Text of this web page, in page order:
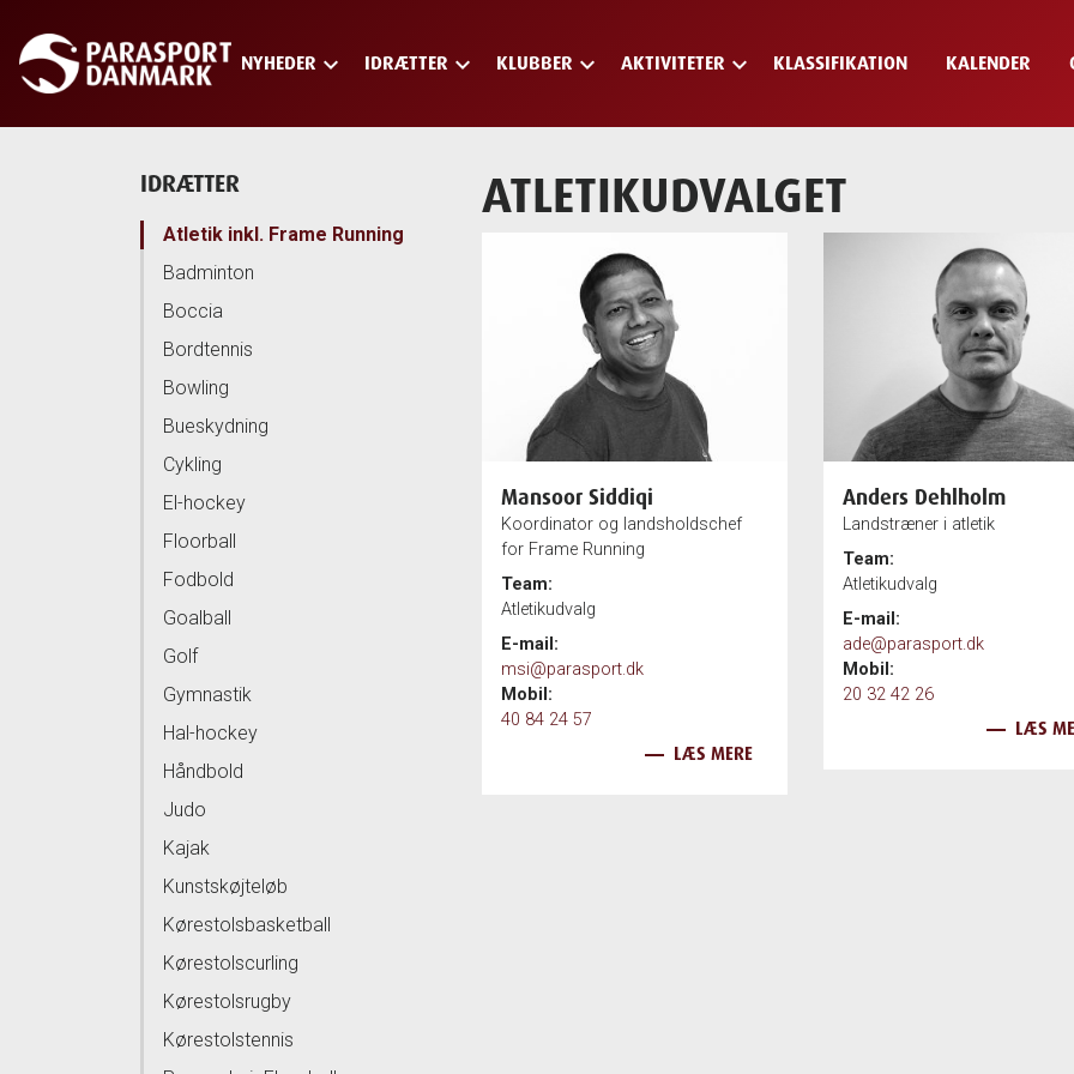
Skip
main
NYHEDER keyboard_arrow_down IDRÆTTER keyboard_arrow_down KLUBBER keyboard_arrow_down AKTIVITETER keyboard_arrow_down KLASSIFIKATION KALENDER
IDRÆTTER
Atletik inkl. Frame Running
Badminton
Boccia
Bordtennis
Bowling
Bueskydning
Cykling
El-hockey
Floorball
Fodbold
Goalball
Golf
Gymnastik
Hal-hockey
Håndbold
Judo
Kajak
Kunstskøjteløb
Kørestolsbasketball
Kørestolscurling
Kørestolsrugby
Kørestolstennis
ATLETIKUDVALGET
Mansoor Siddiqi
Koordinator og landsholdschef
for Frame Running
Team:
Atletikudvalg
E-mail:
msi@parasport.dk
Mobil:
40 84 24 57
LÆS MERE
Anders Dehlholm
Landstræner i atletik
Team:
Atletikudvalg
E-mail:
ade@parasport.dk
Mobil:
20 32 42 26
LÆS